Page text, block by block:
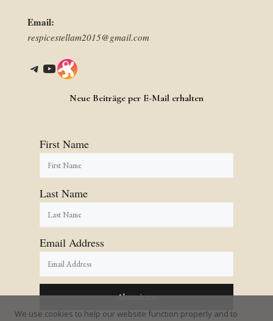
Email:
respicestellam2015@gmail.com
Telegram YouTube Link
Neue Beiträge per E-Mail erhalten
First Name
Last Name
Email Address
We use cookies to help our website function properly and to